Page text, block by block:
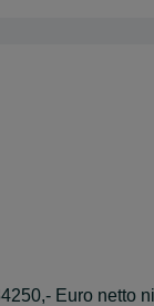
Euro netto